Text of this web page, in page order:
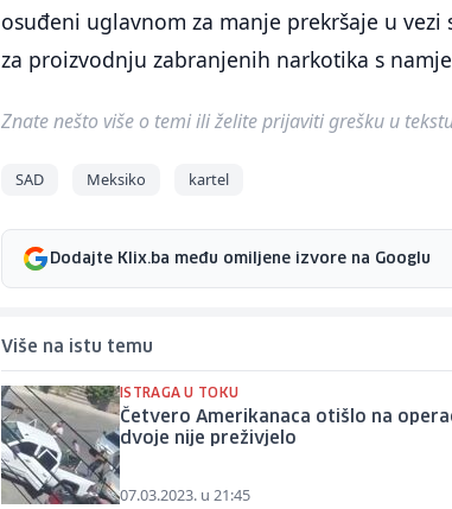
osuđeni uglavnom za manje prekršaje u
za proizvodnju zabranjenih narkotika s
Znate nešto više o temi ili želite prijaviti grešku u
SAD Meksiko kartel
Dodajte Klix.ba među omiljene izvore na Googlu
Više na istu temu
ISTRAGA U TOKU
Četvero Amerikanaca otišlo na
dvoje nije preživjelo
07.03.2023. u 21:45